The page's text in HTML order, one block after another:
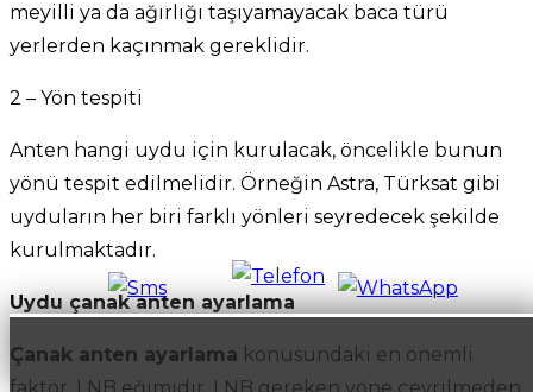
meyilli ya da ağırlığı taşıyamayacak baca türü
yerlerden kaçınmak gereklidir.
2 – Yön tespiti
Anten hangi uydu için kurulacak, öncelikle bunun
yönü tespit edilmelidir. Örneğin Astra, Türksat gibi
uyduların her biri farklı yönleri seyredecek şekilde
kurulmaktadır.
Uydu çanak anten ayarlama
Çanak anten ayarlama konusundaki en önemli